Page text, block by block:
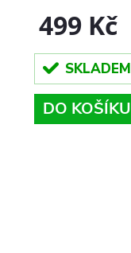
499 Kč
SKLADEM
DO KOŠÍKU